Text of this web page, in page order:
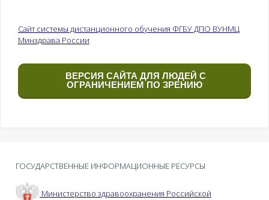
Сайт системы дистанционного обучения ФГБУ ДПО ВУНМЦ
Минздрава России
ВЕРСИЯ САЙТА ДЛЯ ЛЮДЕЙ С
ОГРАНИЧЕНИЕМ ПО ЗРЕНИЮ
ГОСУДАРСТВЕННЫЕ ИНФОРМАЦИОННЫЕ РЕСУРСЫ
Министерство здравоохранения Российской